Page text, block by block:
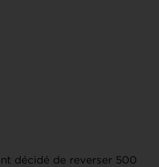
décidé de reverser 500